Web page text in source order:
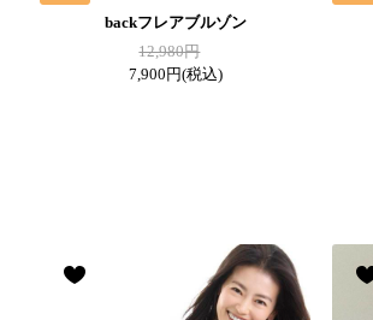
backフレアブルゾン
12,980円
7,900円(税込)